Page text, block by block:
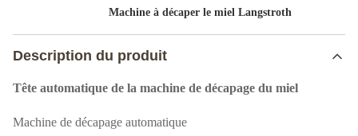
Machine à décaper le miel Langstroth
Description du produit
Tête automatique de la machine de décapage du miel
Machine de décapage automatique